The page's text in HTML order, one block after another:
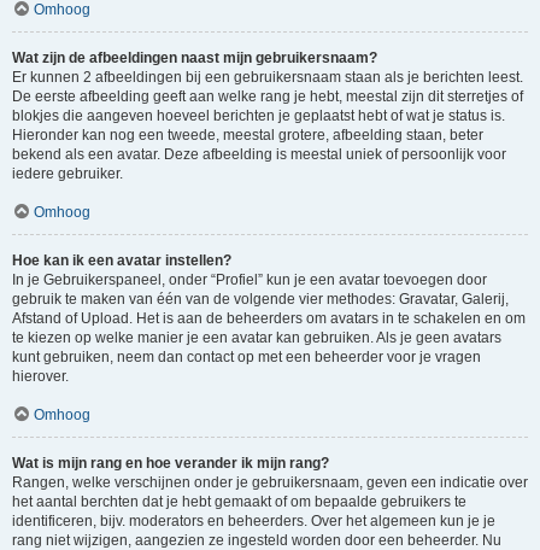
Omhoog
Wat zijn de afbeeldingen naast mijn gebruikersnaam?
Er kunnen 2 afbeeldingen bij een gebruikersnaam staan als je berichten leest.
De eerste afbeelding geeft aan welke rang je hebt, meestal zijn dit sterretjes of
blokjes die aangeven hoeveel berichten je geplaatst hebt of wat je status is.
Hieronder kan nog een tweede, meestal grotere, afbeelding staan, beter
bekend als een avatar. Deze afbeelding is meestal uniek of persoonlijk voor
iedere gebruiker.
Omhoog
Hoe kan ik een avatar instellen?
In je Gebruikerspaneel, onder “Profiel” kun je een avatar toevoegen door
gebruik te maken van één van de volgende vier methodes: Gravatar, Galerij,
Afstand of Upload. Het is aan de beheerders om avatars in te schakelen en om
te kiezen op welke manier je een avatar kan gebruiken. Als je geen avatars
kunt gebruiken, neem dan contact op met een beheerder voor je vragen
hierover.
Omhoog
Wat is mijn rang en hoe verander ik mijn rang?
Rangen, welke verschijnen onder je gebruikersnaam, geven een indicatie over
het aantal berchten dat je hebt gemaakt of om bepaalde gebruikers te
identificeren, bijv. moderators en beheerders. Over het algemeen kun je je
rang niet wijzigen, aangezien ze ingesteld worden door een beheerder. Nu